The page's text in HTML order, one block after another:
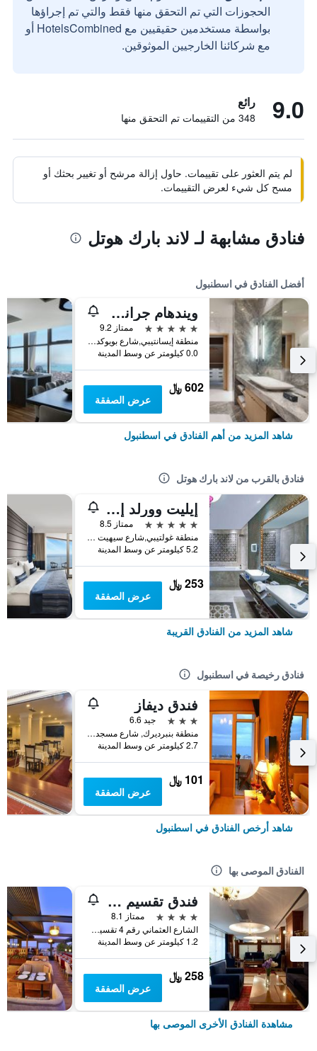
الحجوزات التي تم التحقق منها فقط والتي تم إجراؤها
بواسطة مستخدمين حقيقيين مع HotelsCombined أو
مع شركائنا الخارجيين الموثوقين.
9.0 رائع
348 من التقييمات تم التحقق منها
لم يتم العثور على تقييمات. حاول إزالة مرشح أو تغيير بحثك أو
مسح كل شيء لعرض التقييمات.
فنادق مشابهة لـ لاند بارك هوتل
أفضل الفنادق في اسطنبول
ويندهام جراند إسطنبول ليفينت
5 نجوم
ممتاز 9.2
منطقة إيسانتيبي,شارع بويوكديري 177-183 شيشلي, اسطنبول, تركيا
0.0 كيلومتر عن وسط المدينة
602 ﷼
عرض الصفقة
شاهد المزيد من أهم الفنادق في اسطنبول
فنادق بالقرب من لاند بارك هوتل
إيليت وورلد إسطنبول فلوريا
5 نجوم
ممتاز 8.5
منطقة غولتيبي,شارع سيهيت ظافر كيزيلتاس رقم 1,كوجوك جيكميجي, اسطنبول, تركيا
5.2 كيلومتر عن وسط المدينة
253 ﷼
عرض الصفقة
شاهد المزيد من الفنادق القريبة
فنادق رخيصة في اسطنبول
فندق ديفاز
3 نجوم
جيد 6.6
منطقة بنبرديرك, شارع مسجد كاتب سنان رقم 31, اسطنبول, تركيا
2.7 كيلومتر عن وسط المدينة
101 ﷼
عرض الصفقة
شاهد أرخص الفنادق في اسطنبول
الفنادق الموصى بها
فندق تقسيم متروبارك
4 نجوم
ممتاز 8.1
الشارع العثماني رقم 4 تقسيم, اسطنبول, تركيا
1.2 كيلومتر عن وسط المدينة
258 ﷼
عرض الصفقة
مشاهدة الفنادق الأخرى الموصى بها